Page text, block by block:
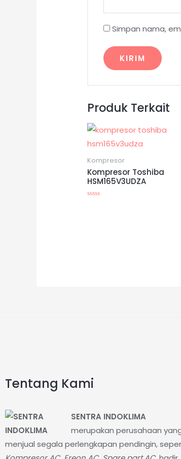
Simpan nama,
Produk Terkait
Kompresor
Kompresor Toshiba
HSM165V3UDZA
Tentang Kami
SENTRA INDOKLIMA
merupakan perusahaan
menjual segala perlengkapan pendingin,